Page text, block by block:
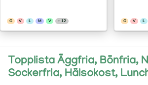
G V L M V + 12 G V L
Topplista Äggfria, Bönfria,
Sockerfria, Hälsokost,